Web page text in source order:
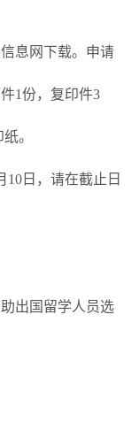
息网下载。申请
1份，复印件3
纸。
10日，请在截止日
出国留学人员选